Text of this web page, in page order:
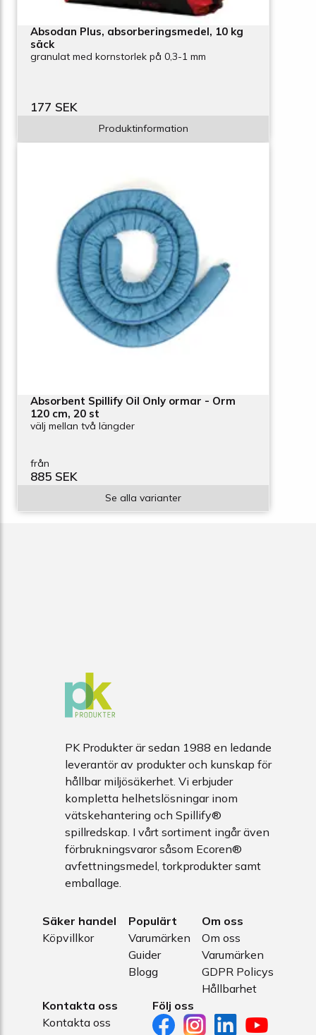
Absodan Plus, absorberingsmedel, 10 kg
säck
granulat med kornstorlek på 0,3-1 mm
177 SEK
Produktinformation
Absorbent Spillify Oil Only ormar - Orm
120 cm, 20 st
välj mellan två längder
från
885 SEK
Se alla varianter
PK Produkter är sedan 1988 en ledande
leverantör av produkter och kunskap för
hållbar miljösäkerhet. Vi erbjuder
kompletta helhetslösningar inom
vätskehantering och Spillify®
spillredskap. I vårt sortiment ingår även
förbrukningsvaror såsom Ecoren®
avfettningsmedel, torkprodukter samt
emballage.
Säker handel
Köpvillkor
Populärt
Varumärken
Guider
Blogg
Om oss
Om oss
Varumärken
GDPR Policys
Hållbarhet
Kontakta oss
Kontakta oss
Följ oss